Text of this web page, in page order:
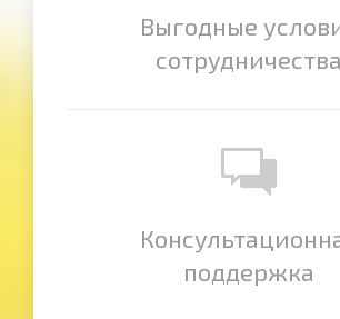
Выгодные
сотрудничества
поддержка